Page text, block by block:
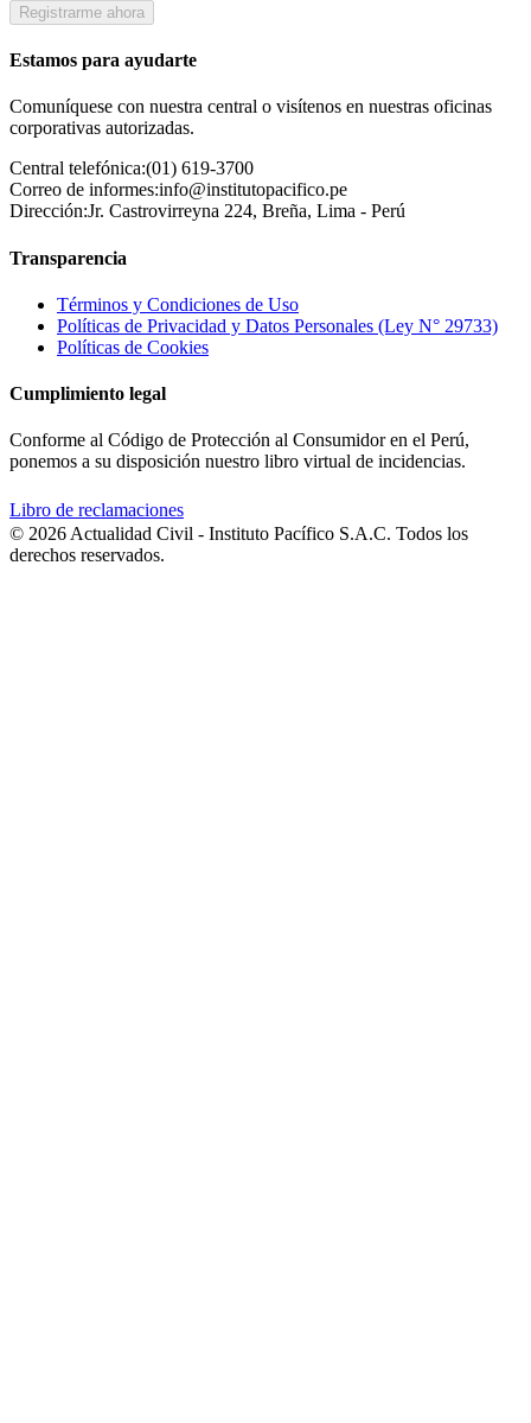
Registrarme ahora
Estamos para ayudarte
Comuníquese con nuestra central o visítenos en nuestras oficinas
corporativas autorizadas.
Central telefónica:(01) 619-3700
Correo de informes:info@institutopacifico.pe
Dirección:Jr. Castrovirreyna 224, Breña, Lima - Perú
Transparencia
Términos y Condiciones de Uso
Políticas de Privacidad y Datos Personales (Ley N° 29733)
Políticas de Cookies
Cumplimiento legal
Conforme al Código de Protección al Consumidor en el Perú,
ponemos a su disposición nuestro libro virtual de incidencias.
Libro de reclamaciones
© 2026 Actualidad Civil - Instituto Pacífico S.A.C. Todos los
derechos reservados.